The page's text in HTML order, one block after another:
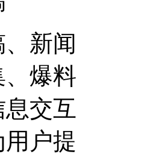
新闻
爆料
交互
户提